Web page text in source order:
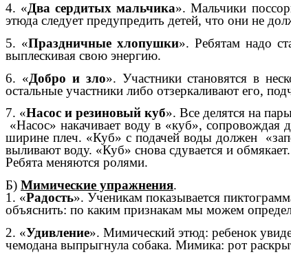
4. «Два сердитых мальчика». Мальчики
этюда следует предупредить детей, что они не
5. «Праздничные хлопушки». Ребятам надо
выплескивая свою энергию.
6. «Добро и зло». Участники становятся в
остальные участники либо отзеркаливают его,
7. «Насос и резиновый куб». Все делятся на
«Насос» накачивает воду в «куб»,
ширине плеч. «Куб» с подачей воды должен
выливают воду. «Куб» снова сдувается и обмякает.
Ребята меняются ролями.
Б) Мимические упражнения.
1. «Радость». Ученикам показывается
объяснить: по каким признакам мы можем
2. «Удивление». Мимический этюд: ребенок
чемодана выпрыгнула собака. Мимика: рот